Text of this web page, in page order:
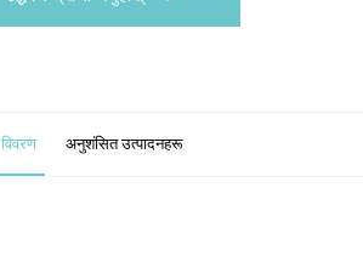
विवरण अनुशंसित उत्पादनहरू